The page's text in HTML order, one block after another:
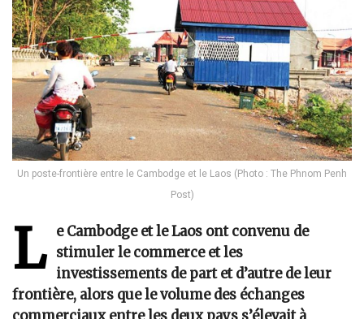
Un poste-frontière entre le Cambodge et le Laos (Photo : The Phnom Penh
Post)
L
e Cambodge et le Laos ont convenu de
stimuler le commerce et les
investissements de part et d’autre de leur
frontière, alors que le volume des échanges